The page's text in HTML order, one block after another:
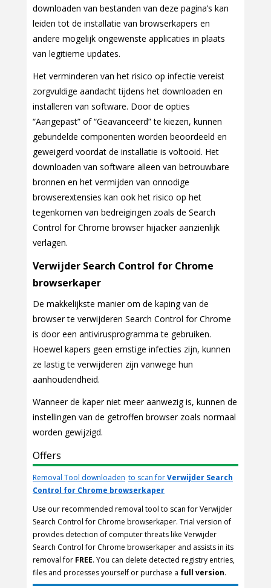
downloaden van bestanden van deze pagina’s kan
leiden tot de installatie van browserkapers en
andere mogelijk ongewenste applicaties in plaats
van legitieme updates.
Het verminderen van het risico op infectie vereist
zorgvuldige aandacht tijdens het downloaden en
installeren van software. Door de opties
“Aangepast” of “Geavanceerd” te kiezen, kunnen
gebundelde componenten worden beoordeeld en
geweigerd voordat de installatie is voltooid. Het
downloaden van software alleen van betrouwbare
bronnen en het vermijden van onnodige
browserextensies kan ook het risico op het
tegenkomen van bedreigingen zoals de Search
Control for Chrome browser hijacker aanzienlijk
verlagen.
Verwijder Search Control for Chrome
browserkaper
De makkelijkste manier om de kaping van de
browser te verwijderen Search Control for Chrome
is door een antivirusprogramma te gebruiken.
Hoewel kapers geen ernstige infecties zijn, kunnen
ze lastig te verwijderen zijn vanwege hun
aanhoudendheid.
Wanneer de kaper niet meer aanwezig is, kunnen de
instellingen van de getroffen browser zoals normaal
worden gewijzigd.
Offers
Removal Tool downloaden to scan forVerwijder Search
Control for Chrome browserkaper
Use our recommended removal tool to scan for Verwijder
Search Control for Chrome browserkaper. Trial version of
provides detection of computer threats like Verwijder
Search Control for Chrome browserkaper and assists in its
removal for FREE. You can delete detected registry entries,
files and processes yourself or purchase a full version.